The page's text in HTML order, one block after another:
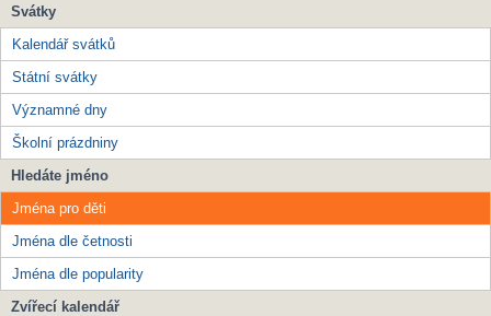
Svátky
Kalendář svátků
Státní svátky
Významné dny
Školní prázdniny
Hledáte jméno
Jména pro děti
Jména dle četnosti
Jména dle popularity
Zvířecí kalendář